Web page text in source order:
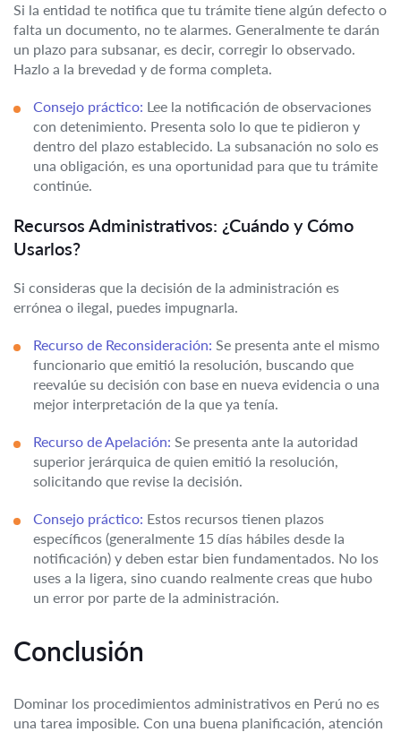
Si la entidad te notifica que tu trámite tiene algún defecto o
falta un documento, no te alarmes. Generalmente te darán
un plazo para subsanar, es decir, corregir lo observado.
Hazlo a la brevedad y de forma completa.
Consejo práctico: Lee la notificación de observaciones
con detenimiento. Presenta solo lo que te pidieron y
dentro del plazo establecido. La subsanación no solo es
una obligación, es una oportunidad para que tu trámite
continúe.
Recursos Administrativos: ¿Cuándo y Cómo
Usarlos?
Si consideras que la decisión de la administración es
errónea o ilegal, puedes impugnarla.
Recurso de Reconsideración: Se presenta ante el mismo
funcionario que emitió la resolución, buscando que
reevalúe su decisión con base en nueva evidencia o una
mejor interpretación de la que ya tenía.
Recurso de Apelación: Se presenta ante la autoridad
superior jerárquica de quien emitió la resolución,
solicitando que revise la decisión.
Consejo práctico: Estos recursos tienen plazos
específicos (generalmente 15 días hábiles desde la
notificación) y deben estar bien fundamentados. No los
uses a la ligera, sino cuando realmente creas que hubo
un error por parte de la administración.
Conclusión
Dominar los procedimientos administrativos en Perú no es
una tarea imposible. Con una buena planificación, atención